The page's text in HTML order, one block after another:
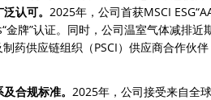
认可。 2025年，公司首获MSCI
金牌”认证。同时，公司温室气体减排近
药供应链组织（PSCI）供应商合作伙
合规标准。 2025年，公司接受来自全